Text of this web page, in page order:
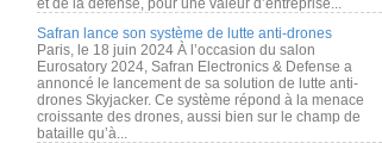
et de la défense, pour une valeur d’entreprise...
Safran lance son système de lutte anti-drones
Paris, le 18 juin 2024 À l’occasion du salon
Eurosatory 2024, Safran Electronics & Defense a
annoncé le lancement de sa solution de lutte anti-
drones Skyjacker. Ce système répond à la menace
croissante des drones, aussi bien sur le champ de
bataille qu’à...